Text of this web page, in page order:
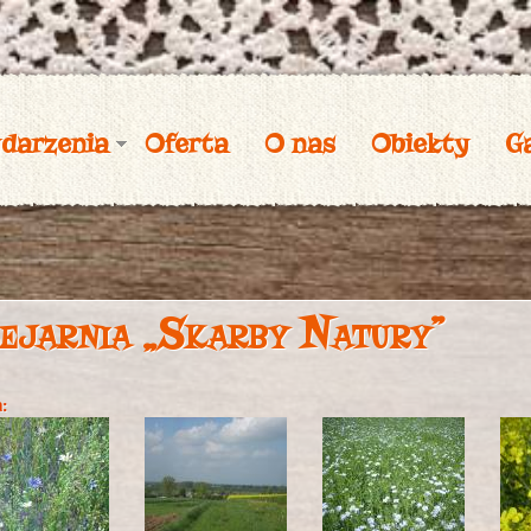
Przejdź
do
treści
Oferta O nas Obiekty
„Skarby Natury”